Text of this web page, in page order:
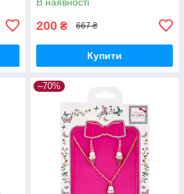
Nukleon.com.ua
200 ₴ 667 ₴
Купити
–70%